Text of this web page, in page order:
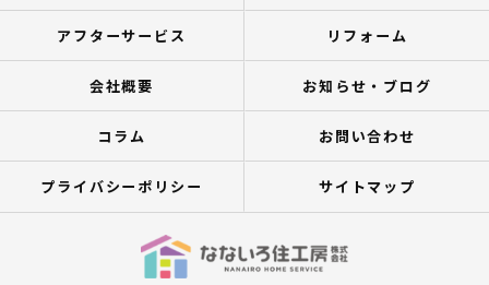
アフターサービス リフォーム
会社概要 お知らせ・ブログ
コラム お問い合わせ
プライバシーポリシー サイトマップ